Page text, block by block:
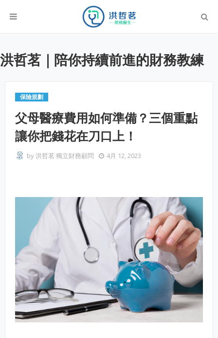
洪哲茗｜陪你持續前進的財務教練
保險規劃
父母醫療費用如何準備？三個重點
讓你把錢花在刀口上！
by洪哲茗 獨立財務顧問 4月 12, 2023